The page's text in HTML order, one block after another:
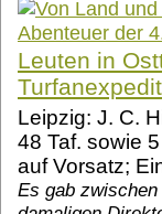
Leuten in
Leipzig: J. C.
48 Taf. sowie
auf Vorsatz;
Es gab